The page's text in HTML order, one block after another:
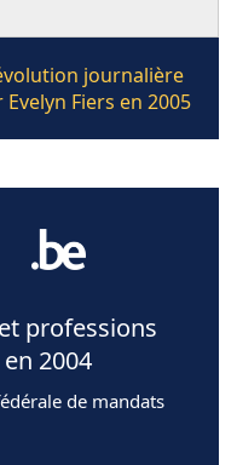
journalière
Fiers en 2005
professions
2004
de mandats